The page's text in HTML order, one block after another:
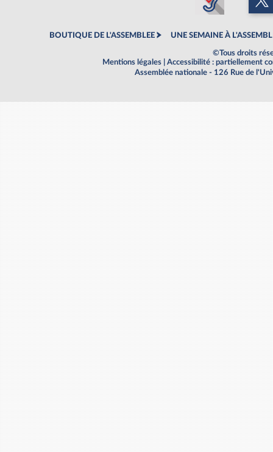
BOUTIQUE DE L'ASSEMBLEE UNE SEMAINE À
©Tous droits
Mentions légales
Accessibilité : partiellement
Assemblée nationale - 126 Rue de